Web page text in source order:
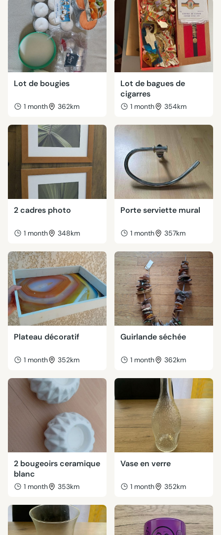
Lot de bougies
1 month 362km
Lot de bagues de
cigarres
1 month 354km
2 cadres photo
1 month 348km
Porte serviette mural
1 month 357km
Plateau décoratif
1 month 352km
Guirlande séchée
1 month 362km
2 bougeoirs ceramique
blanc
1 month 353km
Vase en verre
1 month 352km